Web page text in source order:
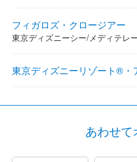
フィガロズ・クロージアー
東京ディズニーシー/メディテレ
東京ディズニーリゾート®・
あわせて